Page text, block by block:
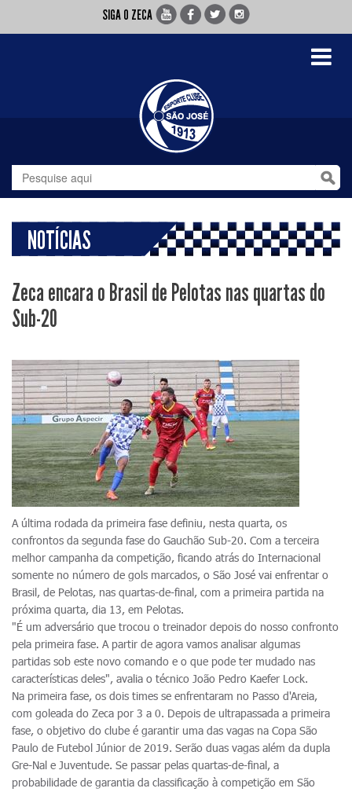
SIGA O ZECA
Toggle
NOTÍCIAS
Zeca encara o Brasil de Pelotas nas quartas do
Sub-20
A última rodada da primeira fase definiu, nesta quarta, os
confrontos da segunda fase do Gauchão Sub-20. Com a terceira
melhor campanha da competição, ficando atrás do Internacional
somente no número de gols marcados, o São José vai enfrentar o
Brasil, de Pelotas, nas quartas-de-final, com a primeira partida na
próxima quarta, dia 13, em Pelotas.
"É um adversário que trocou o treinador depois do nosso confronto
pela primeira fase. A partir de agora vamos analisar algumas
partidas sob este novo comando e o que pode ter mudado nas
características deles", avalia o técnico João Pedro Kaefer Lock.
Na primeira fase, os dois times se enfrentaram no Passo d'Areia,
com goleada do Zeca por 3 a 0. Depois de ultrapassada a primeira
fase, o objetivo do clube é garantir uma das vagas na Copa São
Paulo de Futebol Júnior de 2019. Serão duas vagas além da dupla
Gre-Nal e Juventude. Se passar pelas quartas-de-final, a
probabilidade de garantia da classificação à competição em São